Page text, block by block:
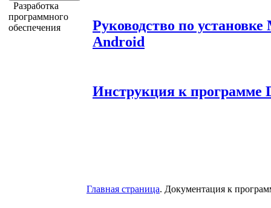
Разработка
программного
обеспечения
Руководство по
Android
Инструкция к программе
Главная страница. Документация к